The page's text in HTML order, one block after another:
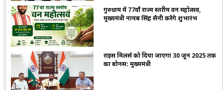
गुरुग्राम में 77वाँ राज्य स्तरीय वन महोत्सव,
मुख्यमंत्री नायब सिंह सैनी करेंगे शुभारंभ
राइस मिलर्स को दिया जाएगा 30 जून 2025 तक
का बोनस: मुख्यमंत्री